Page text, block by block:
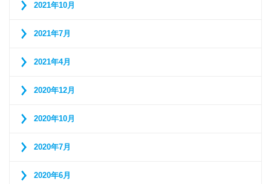
2021年10月
2021年7月
2021年4月
2020年12月
2020年10月
2020年7月
2020年6月